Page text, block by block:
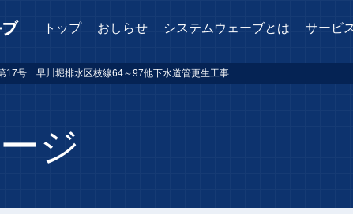
トップ おしらせ システムウェーブとは サービ
17号 早川堀排水区枝線64～97他下水道管更生工事
ジ